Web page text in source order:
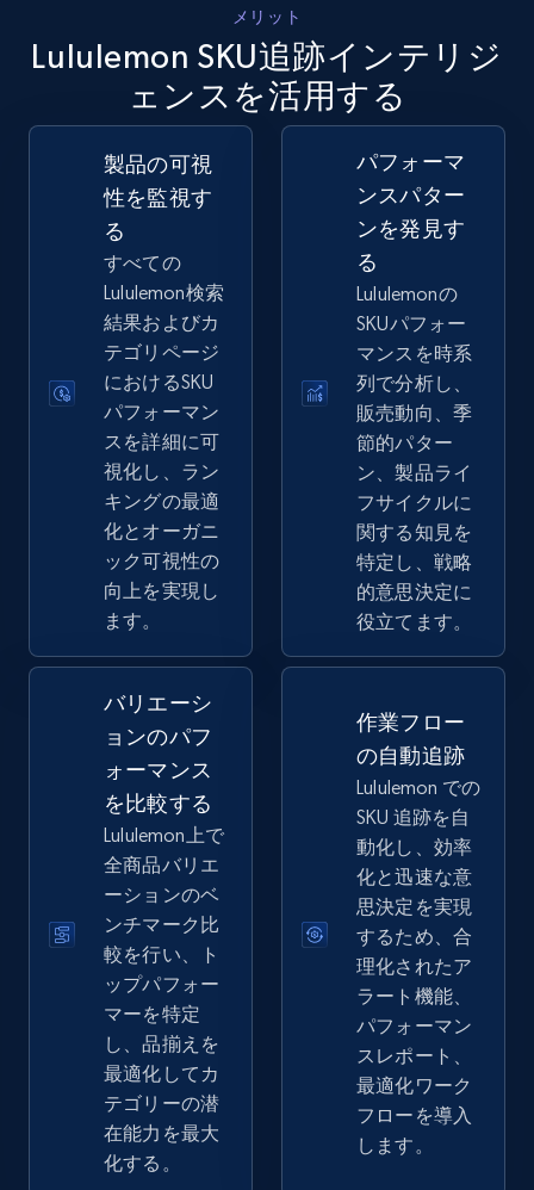
URL, Product id, Title, Seller name, Seller rating,
Seller reviews, Breadcrumbs, Root category, and
more.
2.5K+ 359+ 今すぐ始める
eBay - Gather data on products using
specified keywords
URL, Product id, Title, Seller name, Seller rating,
Seller reviews, Breadcrumbs, Root category, and
2.5K+ 359+ 今すぐ始める
eBay - Collect products from shops on eBay
URL, Product id, Title, Seller name, Seller rating,
Seller reviews, Breadcrumbs, Root category, and
2.5K+ 359+
eBay - Collect records by category
URL, Product id, Title, Seller name, Seller rating,
Seller reviews, Breadcrumbs, Root category, and
2.5K+ 今すぐ始める
Google Shopping
URL, Product id, Title, Product description,
Rating, Reviews count, Images, Variations, and
メリット
Lululemon SKU追跡インテリジ
ェンスを活用する
製品の可視
性を監視す
る
すべての
Lululemon検索
結果およびカ
テゴリページ
におけるSKU
パフォーマン
スを詳細に可
視化し、ラン
キングの最適
化とオーガニ
ック可視性の
向上を実現し
ます。
パフォーマ
ンスパター
ンを発見す
る
Lululemonの
SKUパフォー
マンスを時系
列で分析し、
販売動向、季
節的パター
ン、製品ライ
フサイクルに
関する知見を
特定し、戦略
的意思決定に
役立てます。
バリエーシ
ョンのパフ
ォーマンス
を比較する
Lululemon上で
全商品バリエ
ーションのベ
ンチマーク比
較を行い、ト
ップパフォー
マーを特定
し、品揃えを
最適化してカ
テゴリーの潜
在能力を最大
化する。
作業フロー
の自動追跡
Lululemon での
SKU 追跡を自
動化し、効率
化と迅速な意
思決定を実現
するため、合
理化されたア
ラート機能、
パフォーマン
スレポート、
最適化ワーク
フローを導入
します。